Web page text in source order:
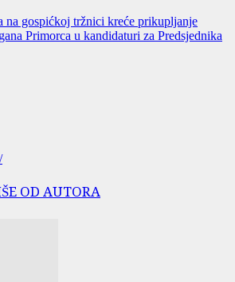
na gospićkoj tržnici kreće prikupljanje
Primorca u kandidaturi za Predsjednika
OD AUTORA